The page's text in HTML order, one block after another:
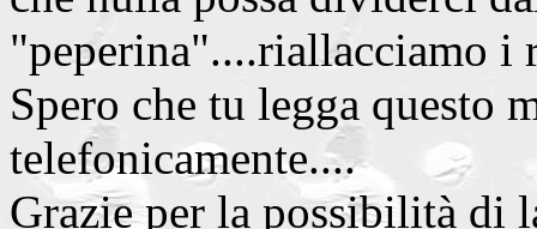
"peperina"....riallacciamo
Spero che tu legga questo
telefonicamente....
Grazie per la possibilità di